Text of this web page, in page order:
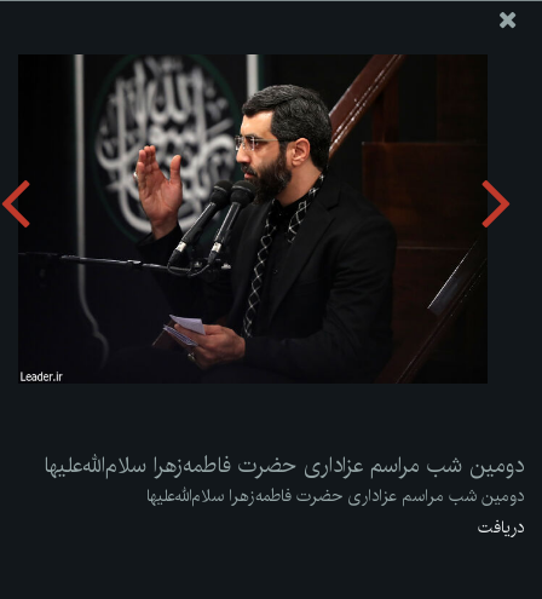
پایگاه اطلاع رسانی دفتر مقام معظم رهبری
ارسال نامه
وجوهات
دومین شب مراسم عزاداری حضرت فاطمه‌زهرا سلام‌الله‌علیها
دریافت آلبوم: zip
دومین شب مراسم عزاداری حضرت فاطمه‌زهرا سلام‌الله‌علیها
دومین شب مراسم عزاداری حضرت فاطمه‌زهرا سلام‌الله‌علیها
دریافت